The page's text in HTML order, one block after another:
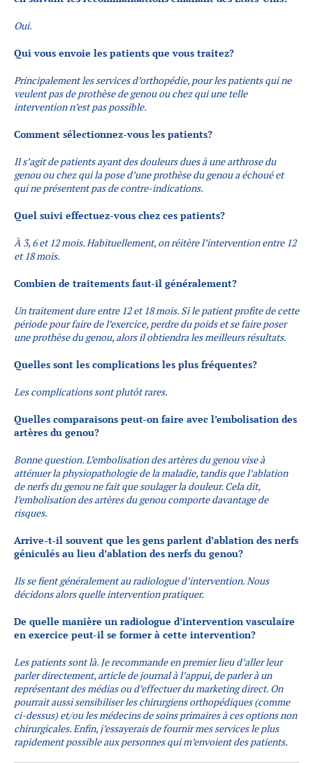
Oui.
Qui vous envoie les patients que vous traitez?
Principalement les services d’orthopédie, pour les patients qui ne
veulent pas de prothèse de genou ou chez qui une telle
intervention n’est pas possible.
Comment sélectionnez-vous les patients?
Il s’agit de patients ayant des douleurs dues à une arthrose du
genou ou chez qui la pose d’une prothèse du genou a échoué et
qui ne présentent pas de contre-indications.
Quel suivi effectuez-vous chez ces patients?
À 3, 6 et 12 mois. Habituellement, on réitère l’intervention entre 12
et 18 mois.
Combien de traitements faut-il généralement?
Un traitement dure entre 12 et 18 mois. Si le patient profite de cette
période pour faire de l’exercice, perdre du poids et se faire poser
une prothèse du genou, alors il obtiendra les meilleurs résultats.
Quelles sont les complications les plus fréquentes?
Les complications sont plutôt rares.
Quelles comparaisons peut-on faire avec l’embolisation des
artères du genou?
Bonne question. L’embolisation des artères du genou vise à
atténuer la physiopathologie de la maladie, tandis que l’ablation
de nerfs du genou ne fait que soulager la douleur. Cela dit,
l’embolisation des artères du genou comporte davantage de
risques.
Arrive-t-il souvent que les gens parlent d’ablation des nerfs
géniculés au lieu d’ablation des nerfs du genou?
Ils se fient généralement au radiologue d’intervention. Nous
décidons alors quelle intervention pratiquer.
De quelle manière un radiologue d’intervention vasculaire
en exercice peut-il se former à cette intervention?
Les patients sont là. Je recommande en premier lieu d’aller leur
parler directement, article de journal à l’appui, de parler à un
représentant des médias ou d’effectuer du marketing direct. On
pourrait aussi sensibiliser les chirurgiens orthopédiques (comme
ci-dessus) et/ou les médecins de soins primaires à ces options non
chirurgicales. Enfin, j’essayerais de fournir mes services le plus
rapidement possible aux personnes qui m’envoient des patients.